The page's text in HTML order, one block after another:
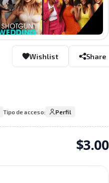
Wishlist Share
Tipo de acceso: Perfil
$3.00